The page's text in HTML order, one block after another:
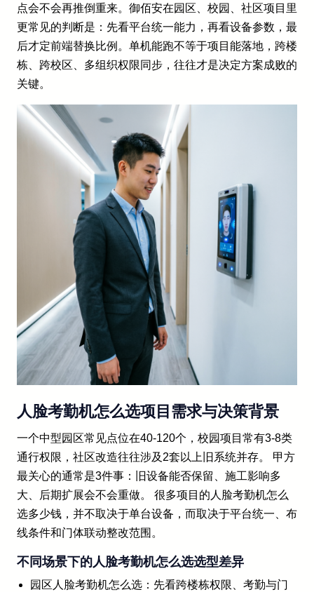
点会不会再推倒重来。御佰安在园区、校园、社区项目里
更常见的判断是：先看平台统一能力，再看设备参数，最
后才定前端替换比例。单机能跑不等于项目能落地，跨楼
栋、跨校区、多组织权限同步，往往才是决定方案成败的
关键。
人脸考勤机怎么选项目需求与决策背景
一个中型园区常见点位在40-120个，校园项目常有3-8类
通行权限，社区改造往往涉及2套以上旧系统并存。 甲方
最关心的通常是3件事：旧设备能否保留、施工影响多
大、后期扩展会不会重做。 很多项目的人脸考勤机怎么
选多少钱，并不取决于单台设备，而取决于平台统一、布
线条件和门体联动整改范围。
不同场景下的人脸考勤机怎么选选型差异
园区人脸考勤机怎么选：先看跨楼栋权限、考勤与门